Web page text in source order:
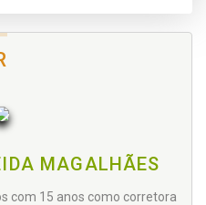
MAGALHÃES
com 15 anos como corretora